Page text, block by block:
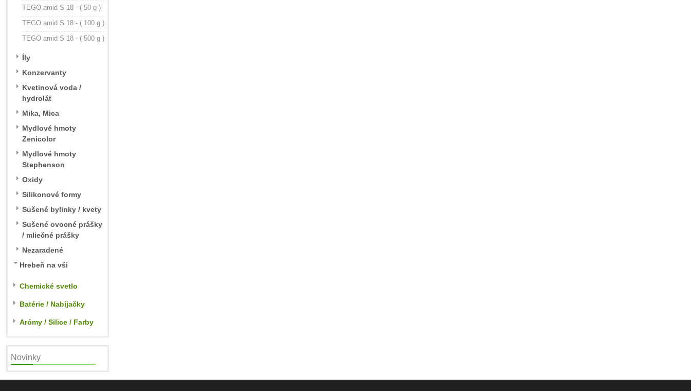
TEGO amid S 18 - ( 50 g )
TEGO amid S 18 - ( 100 g )
TEGO amid S 18 - ( 500 g )
Íly
Konzervanty
Kvetinová voda /
hydrolát
Mika, Mica
Mydlové hmoty
Zenicolor
Mydlové hmoty
Stephenson
Oxidy
Silikonové formy
Sušené bylinky / kvety
Sušené ovocné prášky
/ mliečné prášky
Nezaradené
Hrebeň na vši
Chemické svetlo
Batérie / Nabíjačky
Arómy / Silice / Farby
Novinky